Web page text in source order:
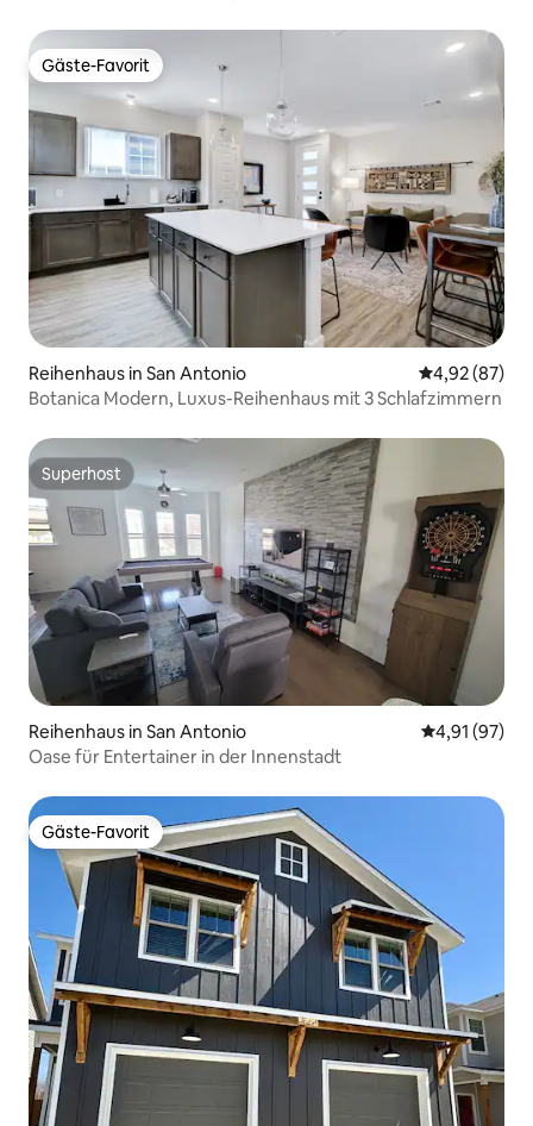
Gäste-Favorit
Gäste-Favorit
Reihenhaus in San Antonio
4,92 (87)
Botanica Modern, Luxus-Reihenhaus mit 3 Schlafzimmern
Superhost
Superhost
Reihenhaus in San Antonio
4,91 (97)
Oase für Entertainer in der Innenstadt
Gäste-Favorit
Gäste-Favorit